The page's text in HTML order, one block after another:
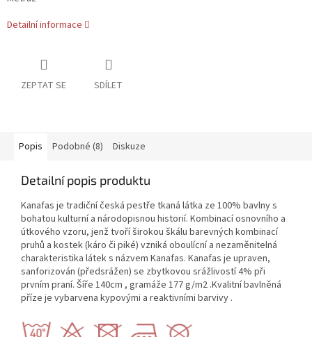
Detailní informace
ZEPTAT SE SDÍLET
Popis Podobné (8) Diskuze
Detailní popis produktu
Kanafas je tradiční česká pestře tkaná látka ze 100% bavlny s
bohatou kulturní a národopisnou historií. Kombinací osnovního a
útkového vzoru, jenž tvoří širokou škálu barevných kombinací
pruhů a kostek (káro či piké) vzniká oboulícní a nezaměnitelná
charakteristika látek s názvem Kanafas. Kanafas je upraven,
sanforizován (předsrážen) se zbytkovou srážlivostí 4% při
prvním praní. Šíře 140cm , gramáže 177 g/m2 .Kvalitní bavlněná
příze je vybarvena kypovými a reaktivními barvivy .